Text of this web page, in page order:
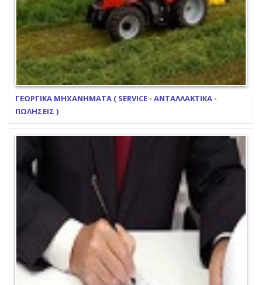
ΓΕΩΡΓΙΚΑ ΜΗΧΑΝΗΜΑΤΑ ( SERVICE - ΑΝΤΑΛΛΑΚΤΙΚΑ -
ΠΩΛΗΣΕΙΣ )